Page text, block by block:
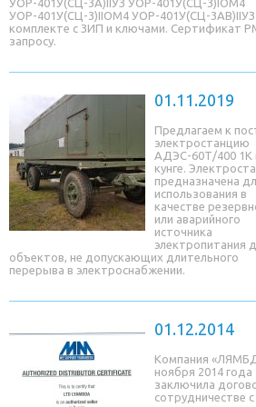
УОР-401У(СЦ-3A)IIУЗ УОР-401У(СЦ-3)IОМ4
УОР-401У(СЦ-3)IIОМ4 УОР-401У(СЦ-3AB)IIУЗ
комплекте с ЗИП и ключами. Сертификат
запросу.
01.11.2019
Предлагаем к
электростанцию
АДЭС-60Т/400 1К
кунге.
предназначена
использования в
качестве
или аварийного
источника
электропитания
объектов, не допускающих длительного
перерыва в электроснабжении.
01.12.2014
Компания
ноября 2014 года
заключила
сотрудничестве с